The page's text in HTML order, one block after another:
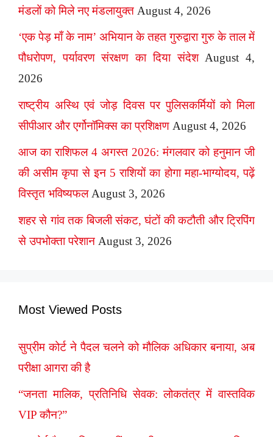
मंडलों को मिले नए मंडलायुक्त August 4, 2026
‘एक पेड़ माँ के नाम’ अभियान के तहत गुरुद्वारा गुरु के ताल में
पौधरोपण, पर्यावरण संरक्षण का दिया संदेश August 4,
2026
राष्ट्रीय अस्थि एवं जोड़ दिवस पर पुलिसकर्मियों को मिला
सीपीआर और एर्गोनॉमिक्स का प्रशिक्षण August 4, 2026
आज का राशिफल 4 अगस्त 2026: मंगलवार को हनुमान जी
की असीम कृपा से इन 5 राशियों का होगा महा-भाग्योदय, पढ़ें
विस्तृत भविष्यफल August 3, 2026
शहर से गांव तक बिजली संकट, घंटों की कटौती और ट्रिपिंग
से उपभोक्ता परेशान August 3, 2026
Most Viewed Posts
सुप्रीम कोर्ट ने पैदल चलने को मौलिक अधिकार बनाया, अब
परीक्षा आगरा की है
“जनता मालिक, प्रतिनिधि सेवक: लोकतंत्र में वास्तविक
VIP कौन?”